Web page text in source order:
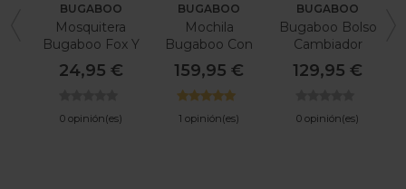
BUGABOO
Mosquitera
Bugaboo Fox Y
Bugaboo
Donkey
24,95 €
0 opinión(es)
BUGABOO
Mochila
Bugaboo Con
Cambiador
159,95 €
1 opinión(es)
BUGABOO
Bugaboo Bolso
Cambiador
129,95 €
0 opinión(es)